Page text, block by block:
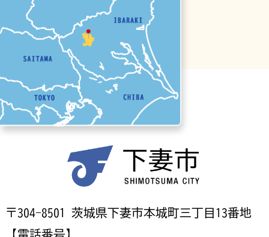
〒304-8501 茨城県下妻市本城町三丁目13番地
【電話番号】